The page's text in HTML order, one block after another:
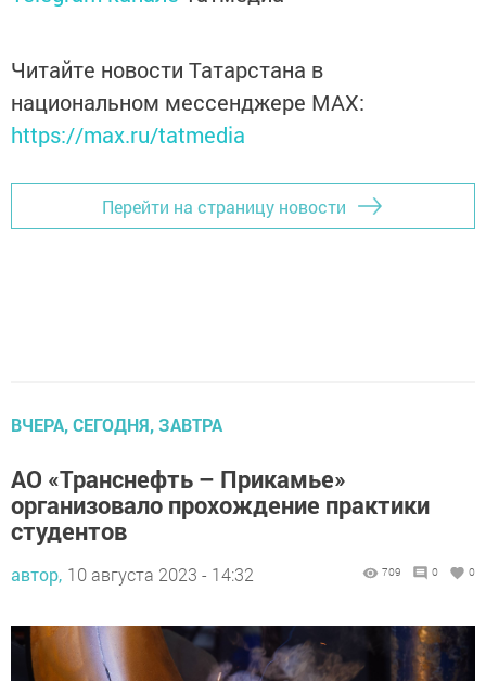
Читайте новости Татарстана в
национальном мессенджере MАХ:
https://max.ru/tatmedia
Перейти на страницу новости
ВЧЕРА, СЕГОДНЯ, ЗАВТРА
АО «Транснефть – Прикамье»
организовало прохождение практики
студентов
автор, 10 августа 2023 - 14:32 709 0 0